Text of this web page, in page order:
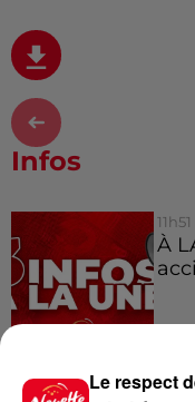
Infos
11h51
À
Le respect